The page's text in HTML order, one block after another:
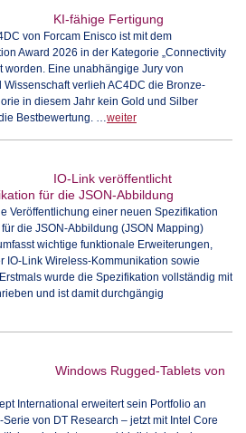
KI-fähige Fertigung
von Forcam Enisco ist mit dem
Award 2026 in der Kategorie „Connectivity
worden. Eine unabhängige Jury von
verlieh AC4DC die Bronze-
in diesem Jahr kein Gold und Silber
Bestbewertung. …weiter
IO-Link veröffentlicht
für die JSON-Abbildung
Veröffentlichung einer neuen Spezifikation
für die JSON-Abbildung (JSON Mapping)
wichtige funktionale Erweiterungen,
IO-Link Wireless-Kommunikation sowie
wurde die Spezifikation vollständig mit
und ist damit durchgängig
Windows Rugged-Tablets von
International erweitert sein Portfolio an
von DT Research – jetzt mit Intel Core